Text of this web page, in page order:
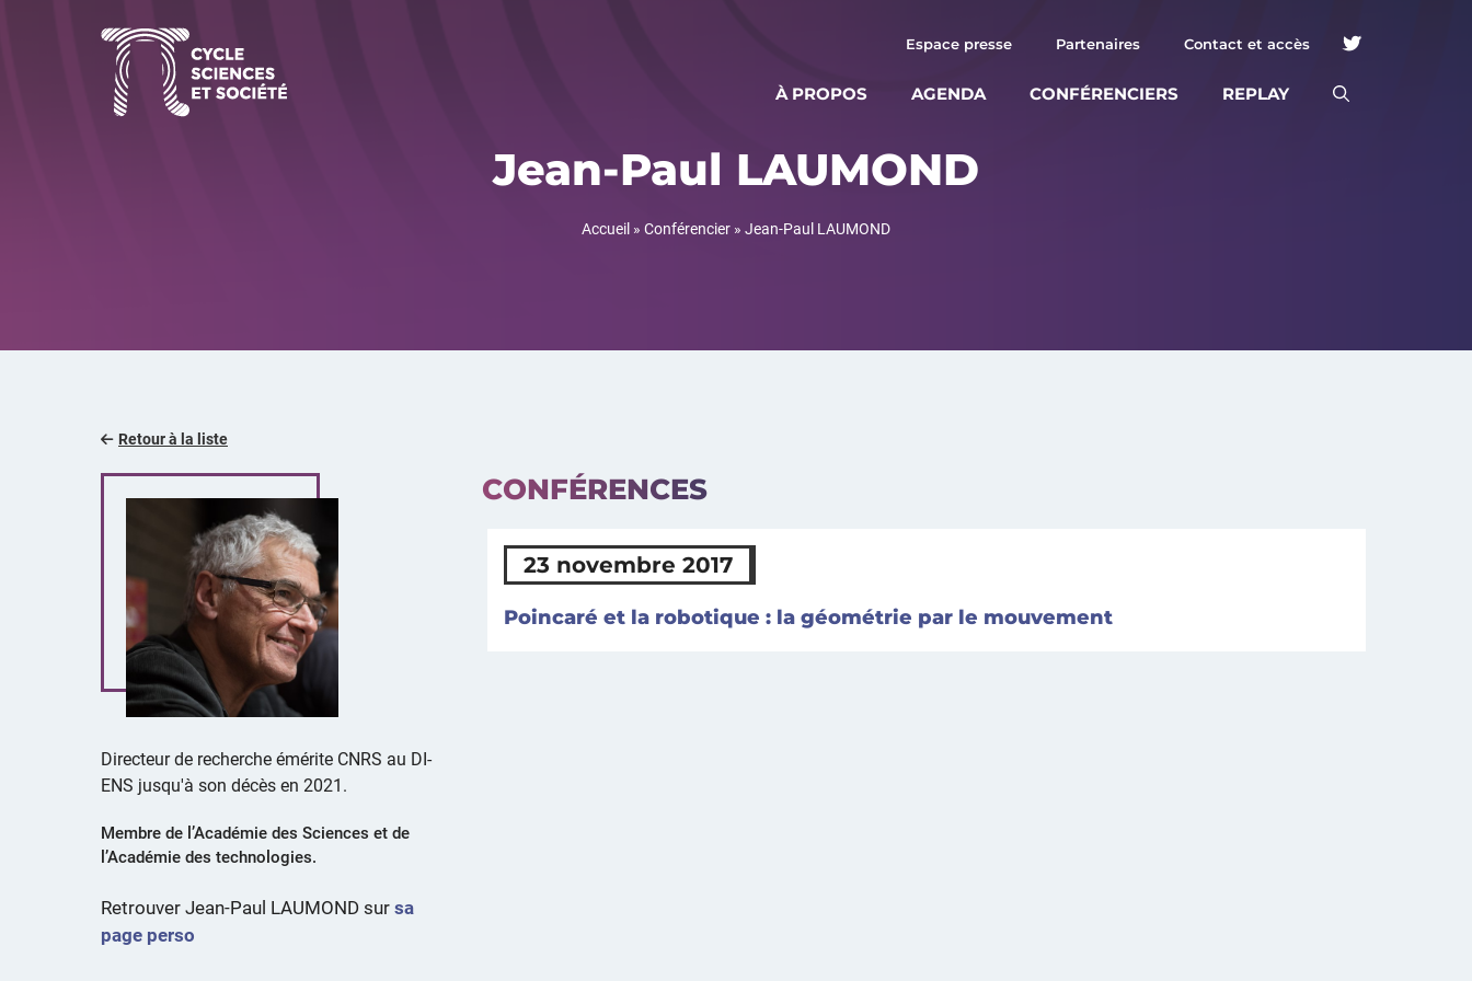
À PROPOS AGENDA CONFÉRENCIERS REPLAY
Espace presse Partenaires Contact et accès
Jean-Paul LAUMOND
Accueil » Conférencier » Jean-Paul LAUMOND
Retour à la liste
Directeur de recherche émérite CNRS au DI-
ENS jusqu'à son décès en 2021.
Membre de l’Académie des Sciences et de
l’Académie des technologies.
Retrouver Jean-Paul LAUMOND sur sa
page perso
CONFÉRENCES
23 novembre 2017
Poincaré et la robotique : la géométrie par le mouvement